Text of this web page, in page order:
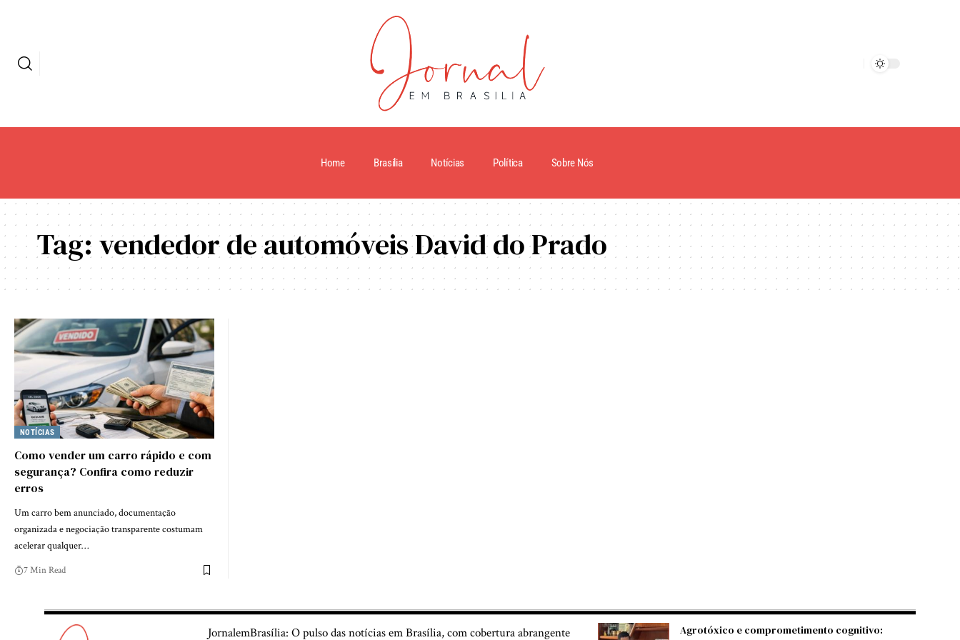
Home Brasilia Notícias Política Sobre Nós
Tag: vendedor de automóveis David do Prado
NOTÍCIAS
Como vender um carro rápido e com
segurança? Confira como reduzir
erros
Um carro bem anunciado, documentação
organizada e negociação transparente costumam
acelerar qualquer…
7 Min Read
JornalemBrasília: O pulso das notícias em Brasília, com cobertura abrangente
Agrotóxico e comprometimento cognitivo: